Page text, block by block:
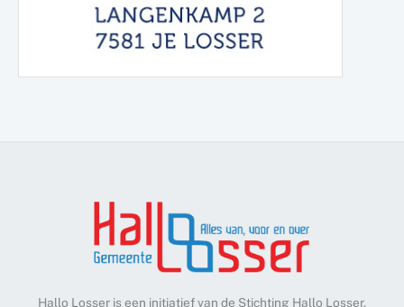
Hallo Losser is een initiatief van de Stichting Hallo Losser.